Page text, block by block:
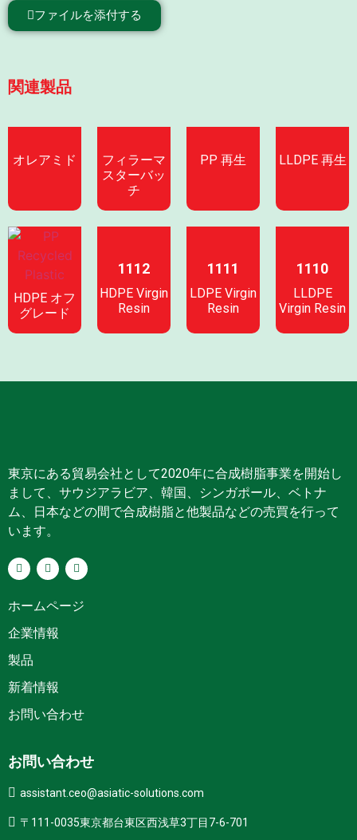
ファイルを添付する
関連製品
オレアミド
フィラーマ
スターバッ
チ
PP 再生 LLDPE 再生
HDPE オフ
グレード
1112
HDPE Virgin
Resin
1111
LDPE Virgin
Resin
1110
LLDPE
Virgin Resin
東京にある貿易会社として2020年に合成樹脂事業を開始し
まして、サウジアラビア、韓国、シンガポール、ベトナ
ム、日本などの間で合成樹脂と他製品などの売買を行って
います。
ホームページ
企業情報
製品
新着情報
お問い合わせ
お問い合わせ
assistant.ceo@asiatic-solutions.com
〒111-0035東京都台東区西浅草3丁目7-6-701